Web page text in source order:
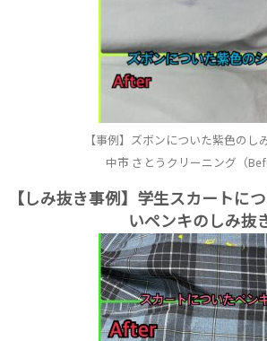
【事例】ズボンについた紫色のし
中市 さとうクリーニング（
【しみ抜き事例】学生スカートに
いペンキのしみ抜